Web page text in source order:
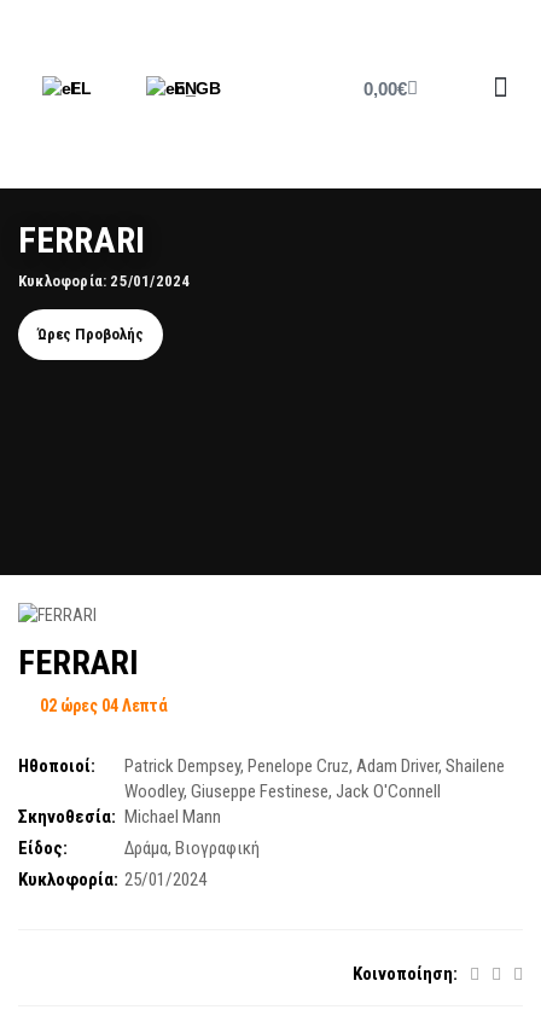
EL EN 0,00€
FERRARI
Κυκλοφορία: 25/01/2024
Ώρες Προβολής
FERRARI
02 ώρες 04 Λεπτά
Ηθοποιοί: Patrick Dempsey, Penelope Cruz, Adam Driver, Shailene
Woodley, Giuseppe Festinese, Jack O'Connell
Σκηνοθεσία: Michael Mann
Είδος:
Δράμα, Βιογραφική
Κυκλοφορία: 25/01/2024
Κοινοποίηση: